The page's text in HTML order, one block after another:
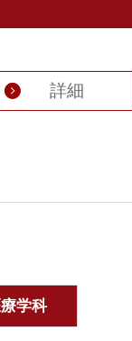
詳細
学科